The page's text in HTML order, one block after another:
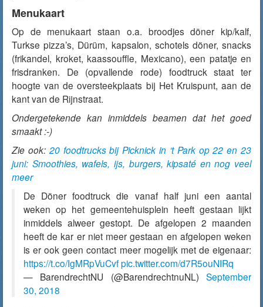
Menukaart
Op de menukaart staan o.a. broodjes döner kip/kalf,
Turkse pizza’s, Dürüm, kapsalon, schotels döner, snacks
(frikandel, kroket, kaassouffle, Mexicano), een patatje en
frisdranken. De (opvallende rode) foodtruck staat ter
hoogte van de oversteekplaats bij Het Kruispunt, aan de
kant van de Rijnstraat.
Ondergetekende kan inmiddels beamen dat het goed
smaakt :-)
Zie ook: 20 foodtrucks bij Picknick in ‘t Park op 22 en 23
juni: Smoothies, wafels, ijs, burgers, kipsaté en nog veel
meer
De Döner foodtruck die vanaf half juni een aantal
weken op het gemeentehuisplein heeft gestaan lijkt
inmiddels alweer gestopt. De afgelopen 2 maanden
heeft de kar er niet meer gestaan en afgelopen weken
is er ook geen contact meer mogelijk met de eigenaar:
https://t.co/IgMRpVuCvfpic.twitter.com/d7R5ouNIRq
— BarendrechtNU (@BarendrechtnuNL) September
30, 2018